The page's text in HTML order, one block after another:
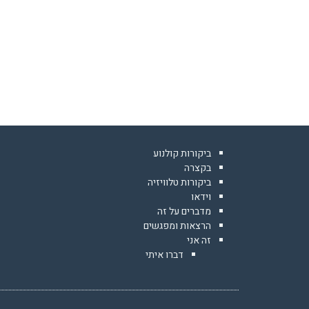
ביקורות קולנוע
בקצרה
ביקורות טלוויזיה
וידאו
מדברים על זה
הרצאות ומפגשים
זה אני
דברו איתי